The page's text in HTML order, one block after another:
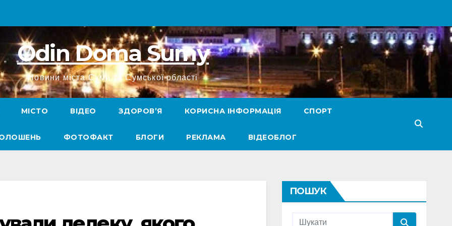
Odin Doma Sumy
Новини міста Суми та Сумської області
МІСТО ВІДЕО ЗДОРОВ’Я КОРИСНА ІНФОРМАЦІЯ СПОРТ
ФОТОФАКТ БЛОГИ РЕКЛАМА ВІДЕОБЛОГ
ПОШУК